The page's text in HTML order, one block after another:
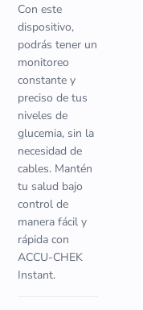
Con este
dispositivo,
podrás tener un
monitoreo
constante y
preciso de tus
niveles de
glucemia, sin la
necesidad de
cables. Mantén
tu salud bajo
control de
manera fácil y
rápida con
ACCU-CHEK
Instant.